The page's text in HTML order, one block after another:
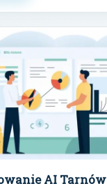
AI Tarnów